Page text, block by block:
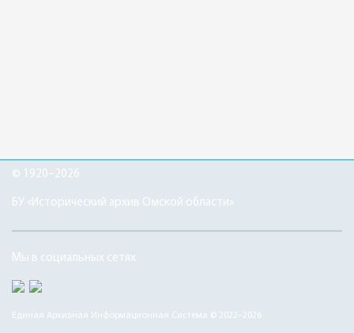
© 1920–2026
БУ «Исторический архив Омской области»
Мы в социальных сетях
Единая Архивная Информационная Система © 2022–2026